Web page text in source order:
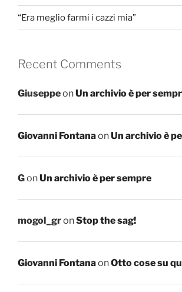
“Era meglio farmi i cazzi mia”
Recent Comments
GiuseppeonUn archivio è per
Giovanni FontanaonUn archivio è
GonUn archivio è per sempre
mogol_gronStop the sag!
Giovanni FontanaonOtto cose su